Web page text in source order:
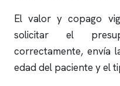
El valor y copago
solicitar el
correctamente, envía
edad del paciente y el